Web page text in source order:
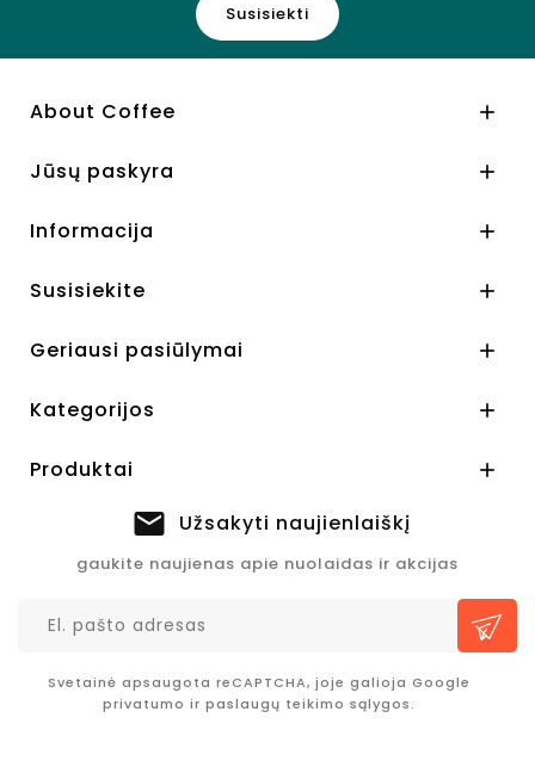
Susisiekti
About Coffee 
Jūsų paskyra 
Informacija 
Susisiekite 
Geriausi pasiūlymai 
Kategorijos 
Produktai 
Užsakyti naujienlaiškį
gaukite naujienas apie nuolaidas ir akcijas
Svetainė apsaugota reCAPTCHA, joje galioja Google
privatumo ir paslaugų teikimo sąlygos.